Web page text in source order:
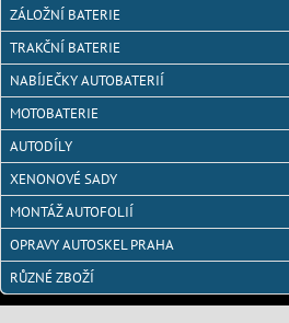
ZÁLOŽNÍ BATERIE
TRAKČNÍ BATERIE
NABÍJEČKY AUTOBATERIÍ
MOTOBATERIE
AUTODÍLY
XENONOVÉ SADY
MONTÁŽ AUTOFOLIÍ
OPRAVY AUTOSKEL PRAHA
RŮZNÉ ZBOŽÍ